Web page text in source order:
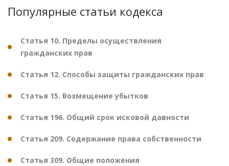
Популярные статьи кодекса
Статья 10. Пределы осуществления
гражданских прав
Статья 12. Способы защиты гражданских прав
Статья 15. Возмещение убытков
Статья 196. Общий срок исковой давности
Статья 209. Содержание права собственности
Статья 309. Общие положения